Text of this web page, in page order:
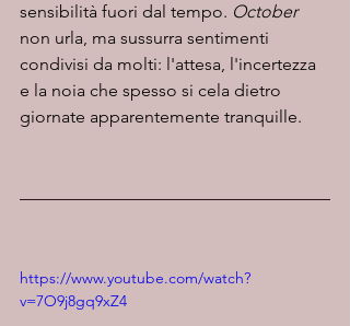
sensibilità fuori dal tempo. October
non urla, ma sussurra sentimenti
condivisi da molti: l'attesa, l'incertezza
e la noia che spesso si cela dietro
giornate apparentemente tranquille.
https://www.youtube.com/watch?
v=7O9j8gq9xZ4